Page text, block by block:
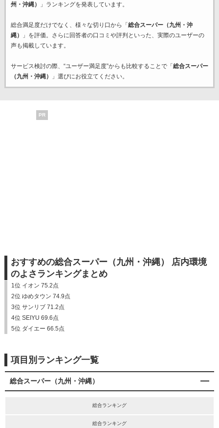
州・沖縄）
」ランキングを発表しています。
総合満足度だけでなく、様々な切り口から「 総合スーパー（九州・沖
縄）
」を評価。さらに回答者の口コミや評判といった、実際のユーザーの
声も掲載しています。
サービス検討の際、“ユーザー満足度”からも比較することで「 総合スーパー
（九州・沖縄）
」選びにお役立てください。
PR
おすすめの総合スーパー（九州・沖縄） 店内環境
のよさランキングまとめ
1位 イオン 75.2点
2位 ゆめタウン 74.9点
3位 サンリブ 71.2点
4位 SEIYU 69.6点
5位 ダイエー 66.5点
項目別ランキング一覧
総合スーパー（九州・沖縄）
総合ランキング
総合ランキング